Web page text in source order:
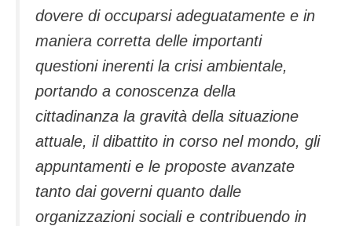
dovere di occuparsi adeguatamente e in
maniera corretta delle importanti
questioni inerenti la crisi ambientale,
portando a conoscenza della
cittadinanza la gravità della situazione
attuale, il dibattito in corso nel mondo, gli
appuntamenti e le proposte avanzate
tanto dai governi quanto dalle
organizzazioni sociali e contribuendo in